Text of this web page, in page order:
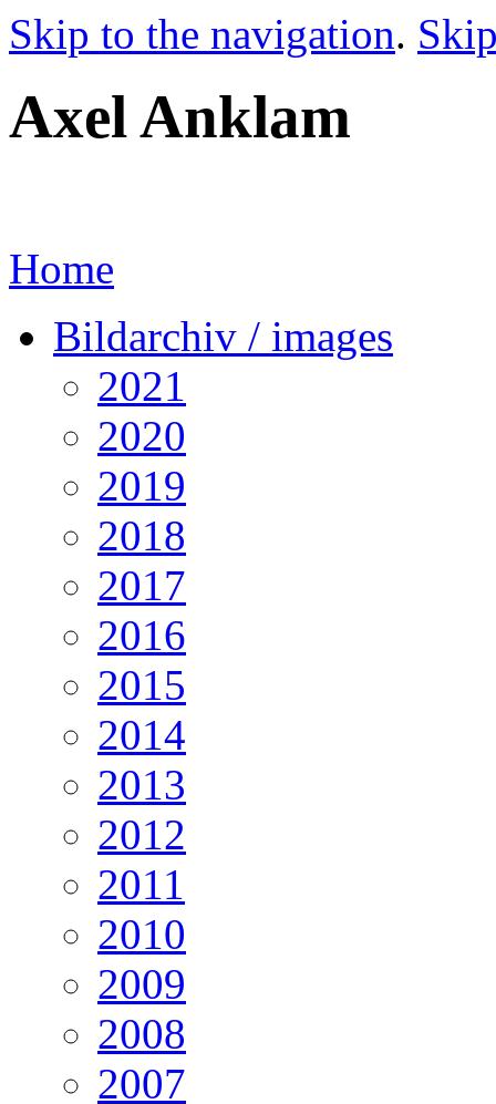
Skip to the navigation.
Axel Anklam
Home
Bildarchiv / images
2021
2020
2019
2018
2017
2016
2015
2014
2013
2012
2011
2010
2009
2008
2007